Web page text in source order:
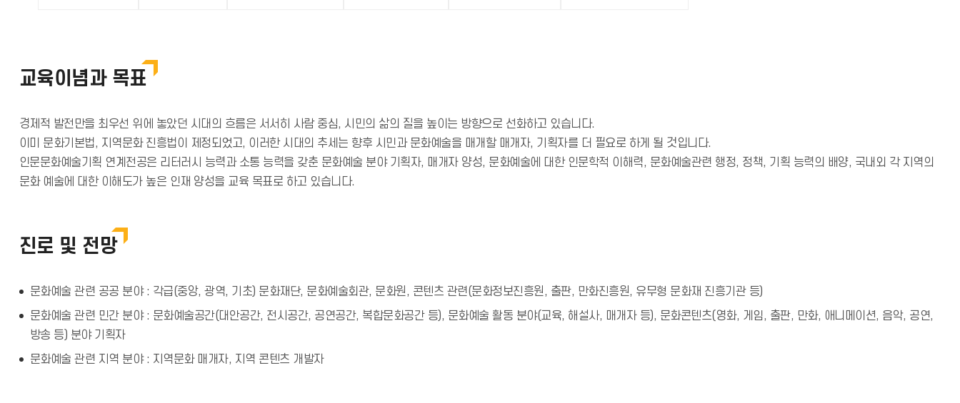
교육이념과 목표
경제적 발전만을 최우선 위에 놓았던 시대의 흐름은 서서히 사람 중심, 시민의 삶의 질을 높이는 방향으로 선화하고 있습니다.
이미 문화기본법, 지역문화 진흥법이 제정되었고, 이러한 시대의 추세는 향후 시민과 문화예술을 매개할 매개자, 기획자를 더 필요로 하게 될 것입니다.
인문문화예술기획 연계전공은 리터러시 능력과 소통 능력을 갖춘 문화예술 분야 기획자, 매개자 양성, 문화예술에 대한 인문학적 이해력, 문화예술관련 행정, 정책, 기획 능력의 배양, 국내외 각 지역의
문화 예술에 대한 이해도가 높은 인재 양성을 교육 목표로 하고 있습니다.
진로 및 전망
문화예술 관련 공공 분야 : 각급(중앙, 광역, 기초) 문화재단, 문화예술회관, 문화원, 콘텐츠 관련(문화정보진흥원, 출판, 만화진흥원, 유무형 문화재 진흥기관 등)
문화예술 관련 민간 분야 : 문화예술공간(대안공간, 전시공간, 공연공간, 복합문화공간 등), 문화예술 활동 분야(교육, 해설사, 매개자 등), 문화콘텐츠(영화, 게임, 출판, 만화, 애니메이션, 음악, 공연,
방송 등) 분야 기획자
문화예술 관련 지역 분야 : 지역문화 매개자, 지역 콘텐츠 개발자